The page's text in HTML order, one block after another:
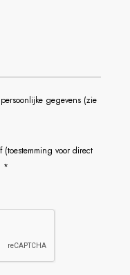
gegevens (zie
voor direct
*